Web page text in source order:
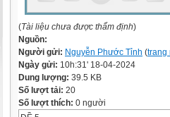
(Tài liệu chưa được thẩm định)
Nguồn:
Người gửi: Nguyễn Phước Tỉnh (trang
Ngày gửi: 10h:31' 18-04-2024
Dung lượng: 39.5 KB
Số lượt tải: 20
Số lượt thích: 0 người